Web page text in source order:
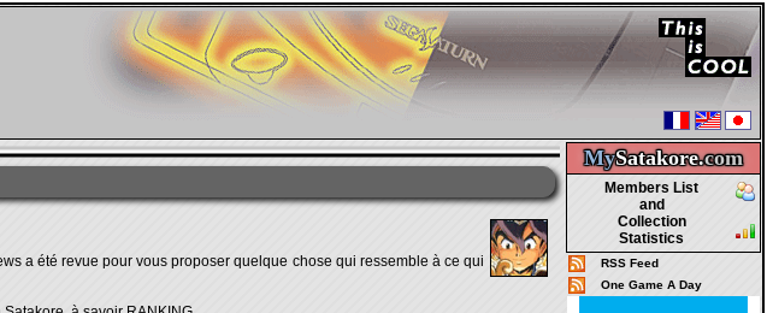
MySatakore.com
Members List
and
Collection
Statistics
RSS Feed
One Game A Day
a été revue pour vous proposer quelque chose qui ressemble à ce qui